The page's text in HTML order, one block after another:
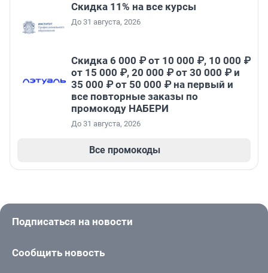
Скидка 11% на все курсы
До 31 августа, 2026
Скидка 6 000 ₽ от 10 000 ₽, 10 000 ₽
от 15 000 ₽, 20 000 ₽ от 30 000 ₽ и
35 000 ₽ от 50 000 ₽ на первый и
все повторные заказы по
промокоду НАБЕРИ
До 31 августа, 2026
Все промокоды
Подписаться на новости
Сообщить новость